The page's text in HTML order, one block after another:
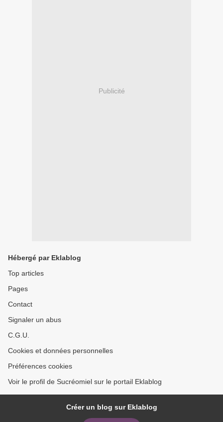
Publicité
Hébergé par Eklablog
Top articles
Pages
Contact
Signaler un abus
C.G.U.
Cookies et données personnelles
Préférences cookies
Voir le profil de Sucréomiel sur le portail Eklablog
Créer un blog sur Eklablog